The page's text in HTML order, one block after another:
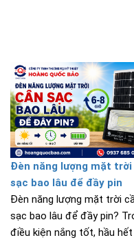
Đèn năng lượng mặt trời
sạc bao lâu để đầy pin
Đèn năng lượng mặt trời
sạc bao lâu để đầy pin?
điều kiện nắng tốt, hầu